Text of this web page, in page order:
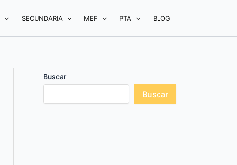
SECUNDARIA MEF PTA BLOG
Buscar
Buscar